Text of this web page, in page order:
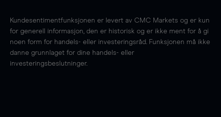
Kundesentimentfunksjonen er levert av CMC Markets og er kun
for generell informasjon, den er historisk og er ikke ment for å gi
noen form for handels- eller investeringsråd. Funksjonen må ikke
danne grunnlaget for dine handels- eller
investeringsbeslutninger.